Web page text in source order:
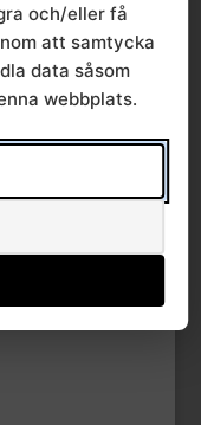
05-17
och/eller få
att samtycka
data såsom
webbplats.